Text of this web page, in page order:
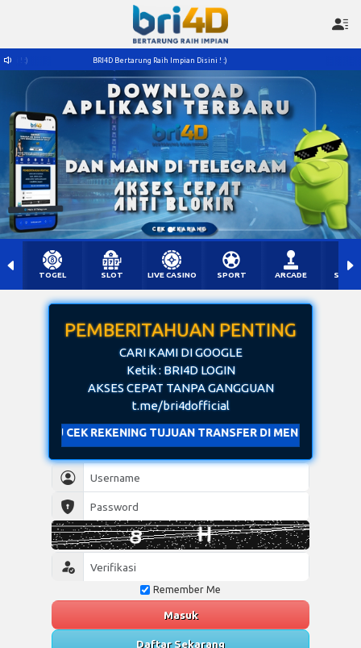
Bertarung Raih Impian Disini ! :) BRI4D Bertarung Raih Impian Disini ! :)
Remember Me
Masuk
Daftar Sekarang
TOGEL SLOT LIVE CASINO SPORT ARCADE
PEMBERITAHUAN PENTING
CARI KAMI DI GOOGLE
Ketik : BRI4D LOGIN
AKSES CEPAT TANPA GANGGUAN
t.me/bri4dofficial
REKENING TUJUAN TRANSFER DI MENU DEPOSIT